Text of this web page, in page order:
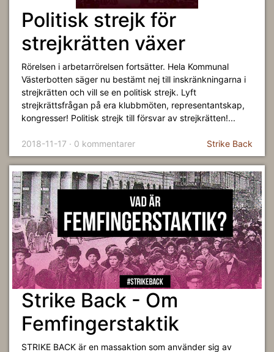
Politisk strejk för
strejkrätten växer
Rörelsen i arbetarrörelsen fortsätter. Hela Kommunal
Västerbotten säger nu bestämt nej till inskränkningarna i
strejkrätten och vill se en politisk strejk. Lyft
strejkrättsfrågan på era klubbmöten, representantskap,
kongresser! Politisk strejk till försvar av strejkrätten!...
2018-11-17 · 0 kommentarer Strike Back
Strike Back - Om
Femfingerstaktik
STRIKE BACK är en massaktion som använder sig av